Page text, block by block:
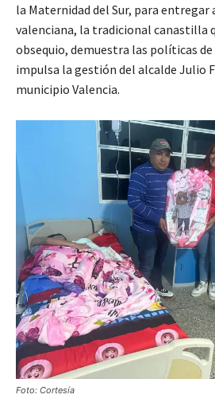
la Maternidad del Sur, para entregar
valenciana, la tradicional canastilla
obsequio, demuestra las políticas
impulsa la gestión del alcalde Julio
municipio Valencia.
Foto: Cortesía